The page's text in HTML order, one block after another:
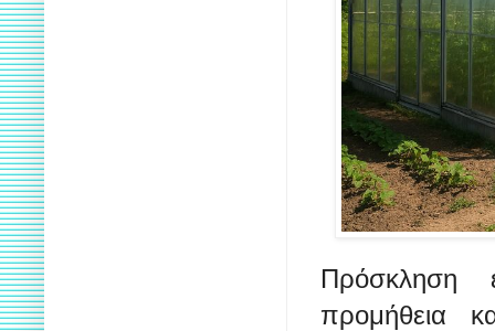
Πρόσκληση
προμήθεια